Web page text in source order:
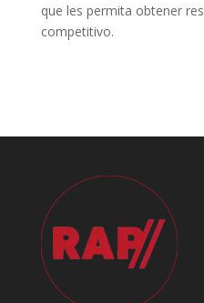
que les permita obtener
competitivo.